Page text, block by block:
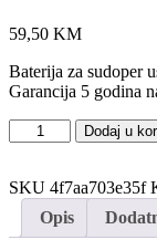
59,50 KM
Baterija za sudoper
Garancija 5 godina
Baterija
za
usadna
Lavo
Valvex
Dodaj u
SKU 4f7aa703e35f
Opis